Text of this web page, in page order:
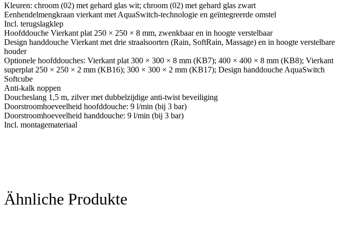
Kleuren: chroom (02) met gehard glas wit; chroom (02) met gehard glas zwart
Eenhendelmengkraan vierkant met AquaSwitch-technologie en geïntegreerde omstel
Incl. terugslagklep
Hoofddouche Vierkant plat 250 × 250 × 8 mm, zwenkbaar en in hoogte verstelbaar
Design handdouche Vierkant met drie straalsoorten (Rain, SoftRain, Massage) en in hoogte verstelbare
houder
Optionele hoofddouches: Vierkant plat 300 × 300 × 8 mm (KB7); 400 × 400 × 8 mm (KB8); Vierkant
superplat 250 × 250 × 2 mm (KB16); 300 × 300 × 2 mm (KB17); Design handdouche AquaSwitch
Softcube
Anti-kalk noppen
Doucheslang 1,5 m, zilver met dubbelzijdige anti-twist beveiliging
Doorstroomhoeveelheid hoofddouche: 9 l/min (bij 3 bar)
Doorstroomhoeveelheid handdouche: 9 l/min (bij 3 bar)
Incl. montagemateriaal
Ähnliche Produkte